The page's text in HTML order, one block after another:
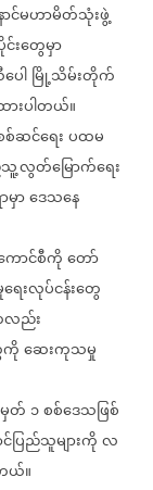
င်မဟာမိတ်သုံးဖွဲ့
းတွေမှာ
ေါမြို့သိမ်းတိုက်
းပါတယ်။
စ်ဆင်ရေးပထမ
လွတ်မြောက်ရေး
ာဒေသနေ
ောင်စီကိုတော်
ေးလုပ်ငန်းတွေ
လည်း
ကိုဆေးကုသမှု
တ် ၁စစ်ဒေသဖြစ်
ပြည်သူများကိုလ
ယ်။